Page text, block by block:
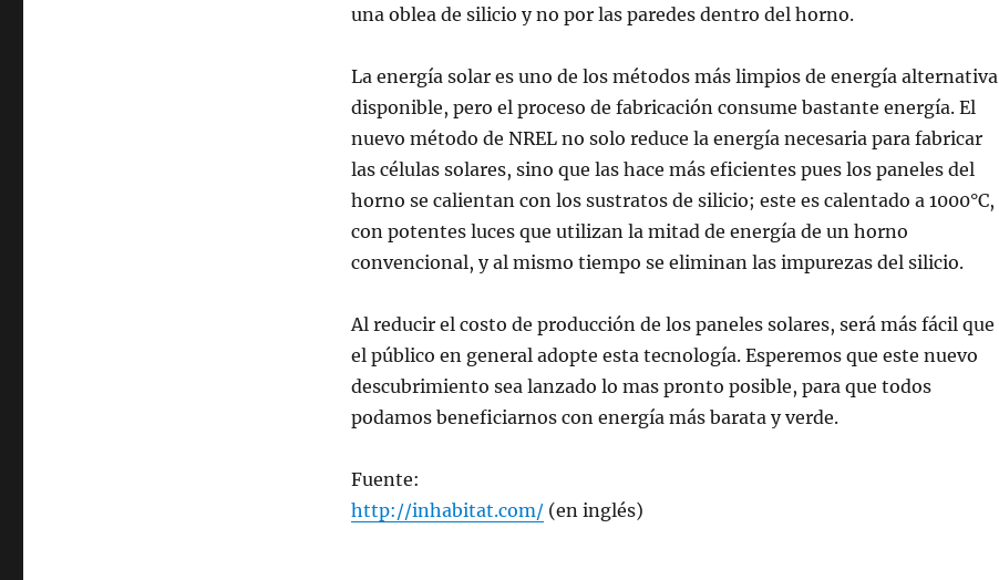
una oblea de silicio y no por las paredes dentro del horno.
La energía solar es uno de los métodos más limpios de energía alternativa
disponible, pero el proceso de fabricación consume bastante energía. El
nuevo método de NREL no solo reduce la energía necesaria para fabricar
las células solares, sino que las hace más eficientes pues los paneles del
horno se calientan con los sustratos de silicio; este es calentado a 1000°C,
con potentes luces que utilizan la mitad de energía de un horno
convencional, y al mismo tiempo se eliminan las impurezas del silicio.
Al reducir el costo de producción de los paneles solares, será más fácil que
el público en general adopte esta tecnología. Esperemos que este nuevo
descubrimiento sea lanzado lo mas pronto posible, para que todos
podamos beneficiarnos con energía más barata y verde.
Fuente:
http://inhabitat.com/(en inglés)